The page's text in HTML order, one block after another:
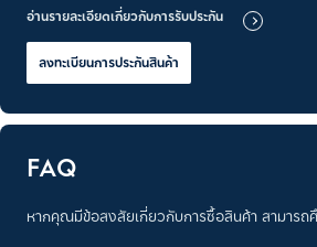
อ่านรายละเอียดเกี่ยวกับการรับประกัน
ลงทะเบียนการประกันสินค้า
FAQ
หากคุณมีข้อสงสัยเกี่ยวกับการซื้อสินค้า สามารถ